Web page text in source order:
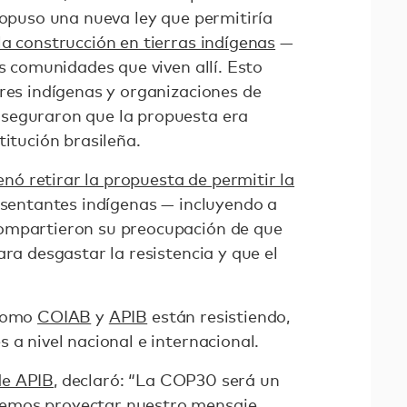
una nueva ley que permitiría
construcción en tierras indígenas —
comunidades que viven allí. Esto
indígenas y organizaciones de
que la propuesta era
brasileña.
retirar la propuesta de permitir la
indígenas — incluyendo a
su preocupación de que
desgastar la resistencia y que el
COIAB y APIB están resistiendo,
a nivel nacional e internacional.
APIB, declaró: “La COP30 será un